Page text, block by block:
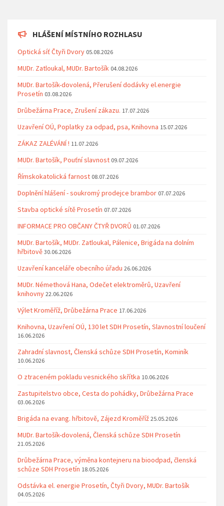
HLÁŠENÍ MÍSTNÍHO ROZHLASU
Optická síť Čtyři Dvory 05.08.2026
MUDr. Zatloukal, MUDr. Bartošík 04.08.2026
MUDr. Bartošík-dovolená, Přerušení dodávky el.energie
Prosetín 03.08.2026
Drůbežárna Prace, Zrušení zákazu. 17.07.2026
Uzavření OÚ, Poplatky za odpad, psa, Knihovna 15.07.2026
ZÁKAZ ZALÉVÁNÍ ! 11.07.2026
MUDr. Bartošík, Pouťní slavnost 09.07.2026
Římskokatolická farnost 08.07.2026
Doplnění hlášení - soukromý prodejce brambor 07.07.2026
Stavba optické sítě Prosetín 07.07.2026
INFORMACE PRO OBČANY ČTYŘ DVORŮ 01.07.2026
MUDr. Bartošík, MUDr. Zatloukal, Pálenice, Brigáda na dolním
hřbitově 30.06.2026
Uzavření kanceláře obecního úřadu 26.06.2026
MUDr. Némethová Hana, Odečet elektroměrů, Uzavření
knihovny 22.06.2026
Výlet Kroměříž, Drůbežárna Prace 17.06.2026
Knihovna, Uzavření OÚ, 130 let SDH Prosetín, Slavnostní loučení
16.06.2026
Zahradní slavnost, Členská schůze SDH Prosetín, Kominík
10.06.2026
O ztraceném pokladu vesnického skřítka 10.06.2026
Zastupitelstvo obce, Cesta do pohádky, Drůbežárna Prace
03.06.2026
Brigáda na evang. hřbitově, Zájezd Kroměříž 25.05.2026
MUDr. Bartošík-dovolená, Členská schůze SDH Prosetín
21.05.2026
Drůbežárna Prace, výměna kontejneru na bioodpad, členská
schůze SDH Prosetín 18.05.2026
Odstávka el. energie Prosetín, Čtyři Dvory, MUDr. Bartošík
04.05.2026